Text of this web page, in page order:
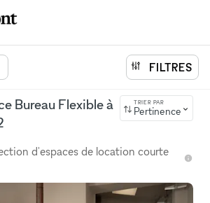
FILTRES
Bureau Flexible à
TRIER PAR
Pertinence
d'espaces de location courte